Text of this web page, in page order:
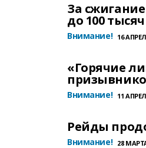
За
до 100
Внимание! 16
«Горячие
Внимание! 11
Рейды
Внимание! 28